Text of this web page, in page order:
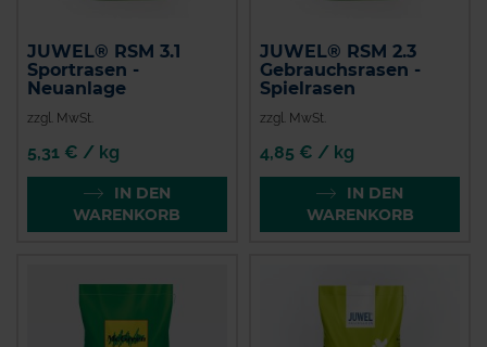
JUWEL® RSM 3.1
Sportrasen -
Neuanlage
zzgl. MwSt.
5,31 € / kg
IN DEN
WARENKORB
JUWEL® RSM 2.3
Gebrauchsrasen -
Spielrasen
zzgl. MwSt.
4,85 € / kg
IN DEN
WARENKORB